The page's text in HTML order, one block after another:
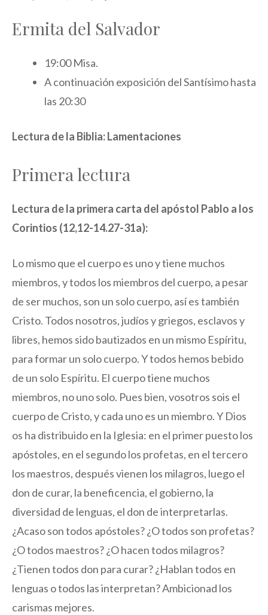
Ermita de­l Salvador
19:00 Misa.
A continuación exposición del Santísimo hasta
las 20:30
Lectura de la Biblia: Lamentaciones
Primera lectura
Lectura de la primera carta del apóstol Pablo a los
Corintios (12,12-14.27-31a):
Lo mismo que el cuerpo es uno y tiene muchos
miembros, y todos los miembros del cuerpo, a pesar
de ser muchos, son un solo cuerpo, así es también
Cristo. Todos nosotros, judíos y griegos, esclavos y
libres, hemos sido bautizados en un mismo Espíritu,
para formar un solo cuerpo. Y todos hemos bebido
de un solo Espíritu. El cuerpo tiene muchos
miembros, no uno solo. Pues bien, vosotros sois el
cuerpo de Cristo, y cada uno es un miembro. Y Dios
os ha distribuido en la Iglesia: en el primer puesto los
apóstoles, en el segundo los profetas, en el tercero
los maestros, después vienen los milagros, luego el
don de curar, la beneficencia, el gobierno, la
diversidad de lenguas, el don de interpretarlas.
¿Acaso son todos apóstoles? ¿O todos son profetas?
¿O todos maestros? ¿O hacen todos milagros?
¿Tienen todos don para curar? ¿Hablan todos en
lenguas o todos las interpretan? Ambicionad los
carismas mejores.